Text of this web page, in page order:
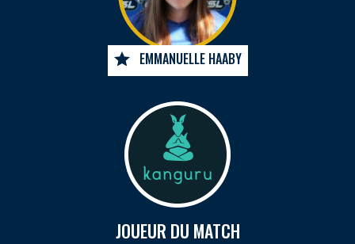
EMMANUELLE HAABY
JOUEUR DU MATCH